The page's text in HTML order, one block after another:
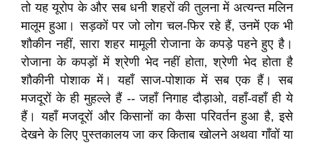
तो यह यूरोप के और सब धनी शहरों की तुलना में अत्यन्त मलिन
मालूम हुआ। सड़कों पर जो लोग चल-फिर रहे हैं, उनमें एक भी
शौकीन नहीं, सारा शहर मामूली रोजाना के कपड़े पहने हुए है।
रोजाना के कपड़ों में श्रेणी भेद नहीं होता, श्रेणी भेद होता है
शौकीनी पोशाक में। यहाँ साज-पोशाक में सब एक हैं। सब
मजदूरों के ही मुहल्ले हैं -- जहाँ निगाह दौड़ाओ, वहाँ-वहाँ ही ये
हैं। यहाँ मजदूरों और किसानों का कैसा परिवर्तन हुआ है, इसे
देखने के लिए पुस्तकालय जा कर किताब खोलने अथवा गाँवों या